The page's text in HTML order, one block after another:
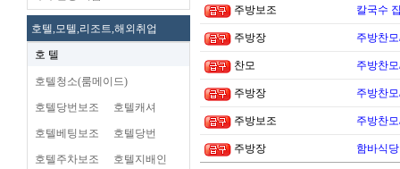
호텔,모텔,리조트,해외취업
호 텔
호텔청소(룸메이드)
호텔당번보조 호텔캐셔
호텔베팅보조 호텔당번
호텔주차보조 호텔지배인
주방보조 칼국수
주방장 주방찬
찬모 주방찬
주방장 주방찬
주방보조 주방찬
주방장 함바식